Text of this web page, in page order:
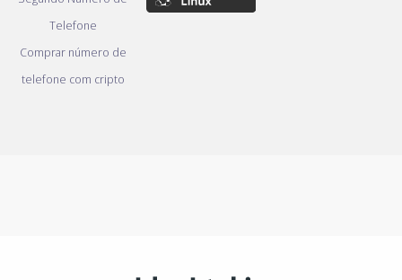
Telefone
Comprar número de
telefone com cripto